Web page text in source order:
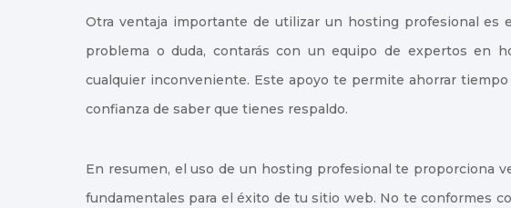
Otra ventaja importante de utilizar un hosting profesional es
problema o duda, contarás con un equipo de expertos en
cualquier inconveniente. Este apoyo te permite ahorrar
confianza de saber que tienes respaldo.
En resumen, el uso de un hosting profesional te proporciona
fundamentales para el éxito de tu sitio web. No te conformes